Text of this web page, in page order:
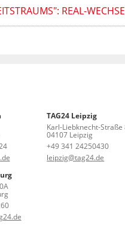
REAL-
TAG24 Leipzig
Karl-Liebknecht-Straße
04107 Leipzig
+49 341 24250430
leipzig@tag24.de